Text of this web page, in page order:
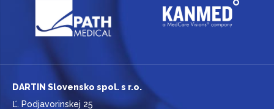
DARTIN Slovensko spol. s r.o.
Ľ. Podjavorinskej 25